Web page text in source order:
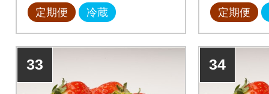
定期便 冷蔵 定期便
33 34